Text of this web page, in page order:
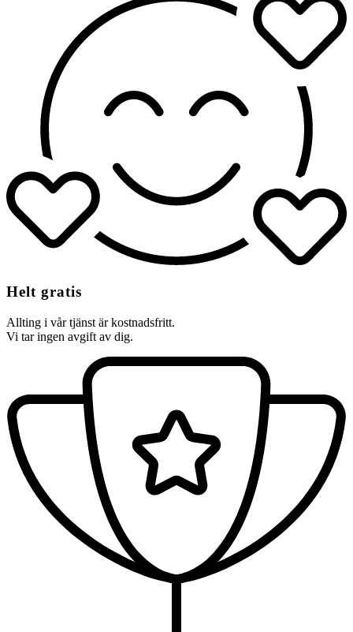
Helt gratis
Allting i vår tjänst är kostnadsfritt.
Vi tar ingen avgift av dig.